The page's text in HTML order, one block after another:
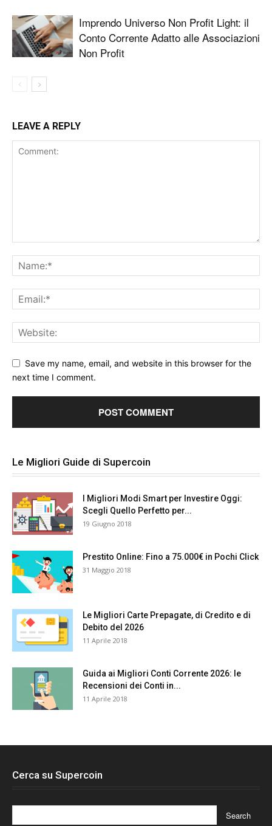
Imprendo Universo Non Profit Light: il
Conto Corrente Adatto alle Associazioni
Non Profit
LEAVE A REPLY
Save my name, email, and website in this browser for the
next time I comment.
Le Migliori Guide di Supercoin
I Migliori Modi Smart per Investire Oggi:
Scegli Quello Perfetto per...
19 Giugno 2018
Prestito Online: Fino a 75.000€ in Pochi Click
31 Maggio 2018
Le Migliori Carte Prepagate, di Credito e di
Debito del 2026
11 Aprile 2018
Guida ai Migliori Conti Corrente 2026: le
Recensioni dei Conti in...
11 Aprile 2018
Cerca su Supercoin